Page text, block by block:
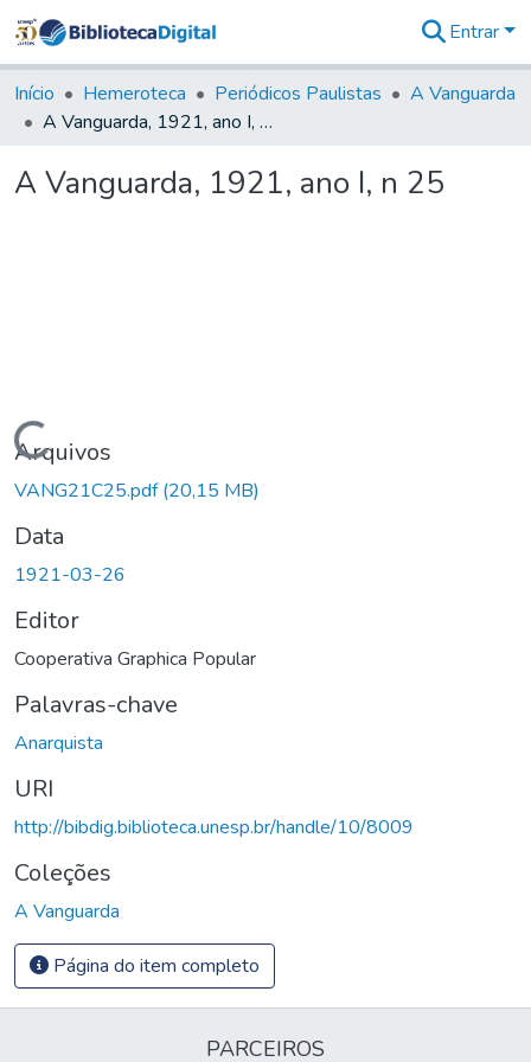
&
Coleções
Tudo na
Digital
Entrar
Início Hemeroteca Periódicos Paulistas
A Vanguarda
A Vanguarda, 1921, ano I, n 25
A Vanguarda, 1921, ano I, n 25
Carregando...
Arquivos
VANG21C25.pdf(20,15 MB)
Data
1921-03-26
Editor
Cooperativa Graphica Popular
Palavras-chave
Anarquista
URI
http://bibdig.biblioteca.unesp.br/handle/10/8009
Coleções
A Vanguarda
Página do item completo
PARCEIROS